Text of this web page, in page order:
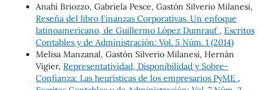
Anahí Briozzo, Gabriela Pesce, Gastón Silverio Milanesi,
Reseña del libro Finanzas Corporativas. Un enfoque
latinoamericano, de Guillermo López Dumrauf , Escritos
Contables y de Administración: Vol. 5 Núm. 1 (2014)
Melisa Manzanal, Gastón Silverio Milanesi, Hernán
Vigier, Representatividad, Disponibilidad y Sobre-
Confianza: Las heurísticas de los empresarios PyME ,